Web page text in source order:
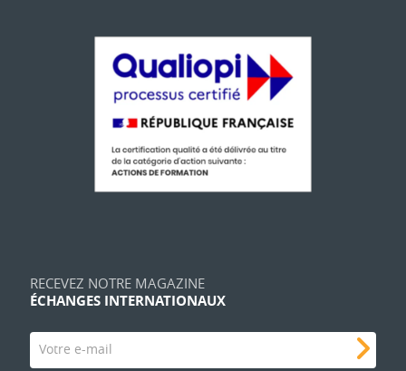
RECEVEZ NOTRE MAGAZINE
ÉCHANGES INTERNATIONAUX
Votre e-mail